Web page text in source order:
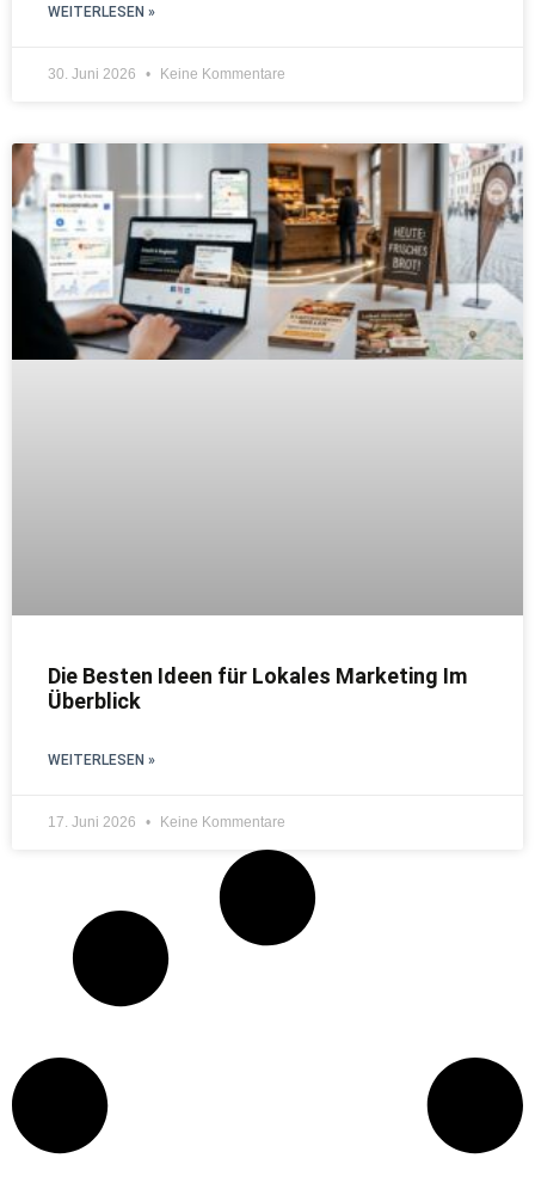
WEITERLESEN »
30. Juni 2026 Keine Kommentare
Die Besten Ideen für Lokales Marketing Im
Überblick
WEITERLESEN »
17. Juni 2026 Keine Kommentare